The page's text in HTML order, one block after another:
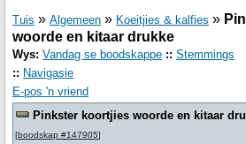
Tuis » Algemeen » Koeitjies & kalfies »
woorde en kitaar drukke
Wys: Vandag se boodskappe :: Stemmings
:: Navigasie
E-pos 'n vriend
Pinkster koortjies woorde en kitaar
[boodskap #147905]